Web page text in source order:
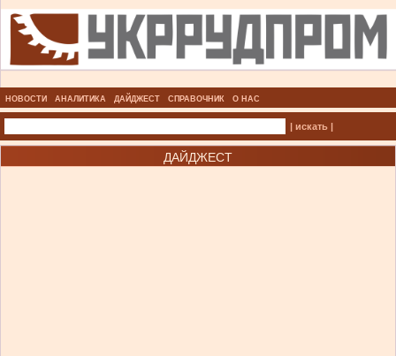
НОВОСТИ АНАЛИТИКА ДАЙДЖЕСТ СПРАВОЧНИК О НАС
| искать |
ДАЙДЖЕСТ